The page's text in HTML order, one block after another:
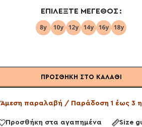
ΕΠΙΛΈΞΤΕ ΜΈΓΕΘΟΣ
ΠΡΟΣΘΉΚΗ ΣΤΟ ΚΑΛΆΘΙ
Άμεση παραλαβή / Παράδοση 1 έως 3
Προσθήκη στα αγαπημένα Size